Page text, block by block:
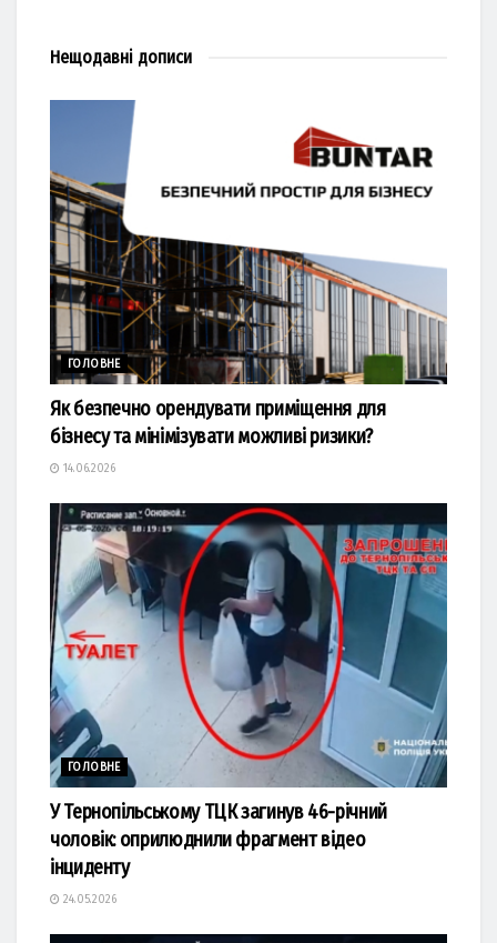
Нещодавні дописи
ГОЛОВНЕ
Як безпечно орендувати приміщення для
бізнесу та мінімізувати можливі ризики?
14.06.2026
ГОЛОВНЕ
У Тернопільському ТЦК загинув 46-річний
чоловік: оприлюднили фрагмент відео
інциденту
24.05.2026